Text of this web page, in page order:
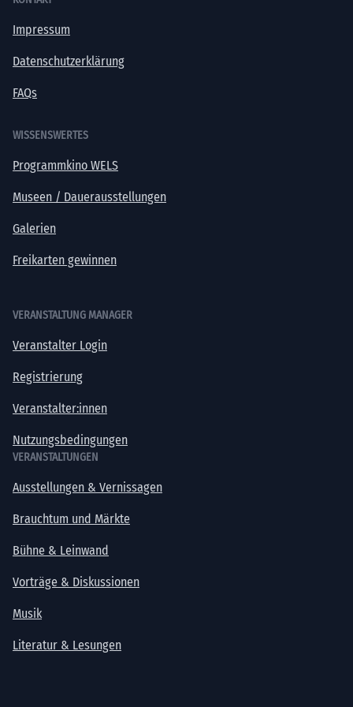
Impressum
Datenschutzerklärung
FAQs
WISSENSWERTES
Programmkino WELS
Museen / Dauerausstellungen
Galerien
Freikarten gewinnen
VERANSTALTUNG MANAGER
Veranstalter Login
Registrierung
Veranstalter:innen
Nutzungsbedingungen
VERANSTALTUNGEN
Ausstellungen & Vernissagen
Brauchtum und Märkte
Bühne & Leinwand
Vorträge & Diskussionen
Musik
Literatur & Lesungen